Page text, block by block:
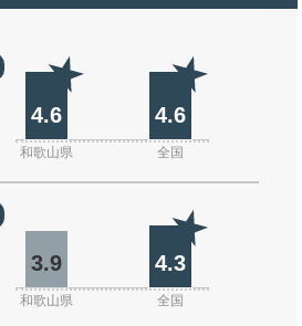
4.6 4.6
和歌山県 全国
3.9 4.3
和歌山県 全国